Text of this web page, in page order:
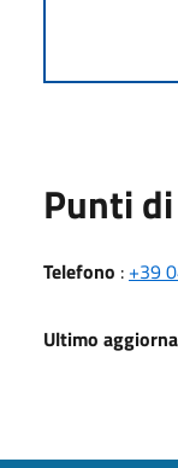
Punti
Telefono : +39
Ultimo